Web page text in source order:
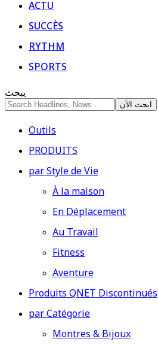
ACTU
SUCCÈS
RYTHM
SPORTS
يبحث
Outils
PRODUITS
par Style de Vie
À la maison
En Déplacement
Au Travail
Fitness
Aventure
Produits QNET Discontinués
par Catégorie
Montres & Bijoux